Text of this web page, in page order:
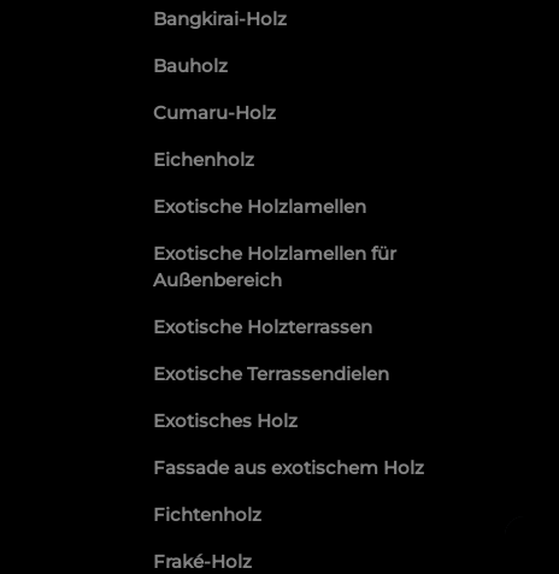
Bangkirai-Holz
Bauholz
Cumaru-Holz
Eichenholz
Exotische Holzlamellen
Exotische Holzlamellen für
Außenbereich
Exotische Holzterrassen
Exotische Terrassendielen
Exotisches Holz
Fassade aus exotischem Holz
Fichtenholz
Fraké-Holz